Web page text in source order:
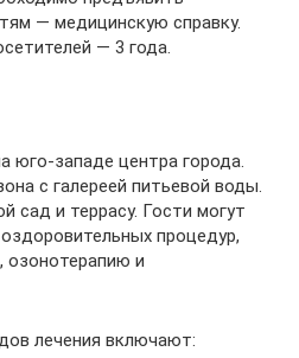
— медицинскую справку.
— 3 года.
юго-западе центра города.
с галереей питьевой воды.
сад и террасу. Гости могут
процедур,
озонотерапию и
лечения включают: